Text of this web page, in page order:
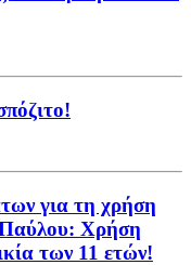
για τη χρήση
Χρήση
των 11 ετών!